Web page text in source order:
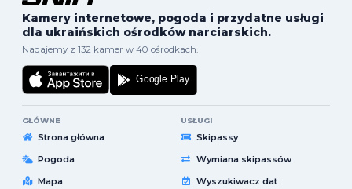
Kamery internetowe, pogoda i przydatne usługi
dla ukraińskich ośrodków narciarskich.
Nadajemy z 132 kamer w 40 ośrodkach.
GŁÓWNE
Strona główna
Pogoda
Mapa
USŁUGI
Skipassy
Wymiana skipassów
Wyszukiwacz dat